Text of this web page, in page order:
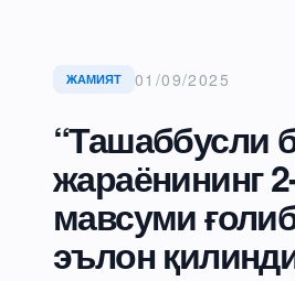
ЖАМИЯТ 01/09/2025
“Ташаббусли
жараёнининг
мавсуми
эълон